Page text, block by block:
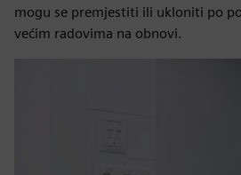
mogu se premjestiti ili ukloniti po
većim radovima na obnovi.